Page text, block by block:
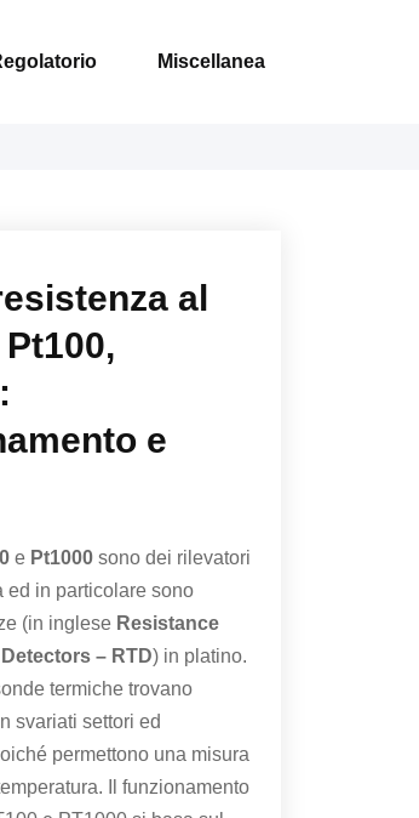
Miscellanea
al
e
e Pt1000 sono dei rilevatori
ed in particolare sono
(in inglese Resistance
– RTD) in platino.
termiche trovano
svariati settori ed
permettono una misura
Il funzionamento